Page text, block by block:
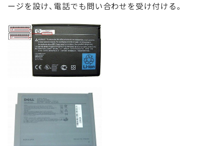
ージを設け、電話でも問い合わせを受け付ける。